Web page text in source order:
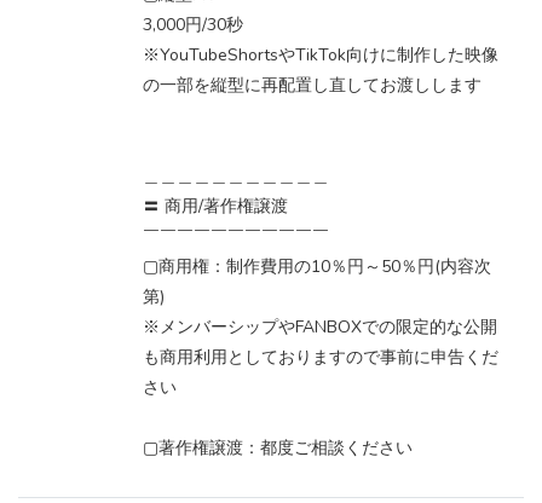
3,000円/30秒
※YouTubeShortsやTikTok向けに制作した映像
の一部を縦型に再配置し直してお渡しします
〓 商用/著作権譲渡
￣￣￣￣￣￣￣￣￣￣￣
▢商用権：制作費用の10％円～50％円(内容次
第)
※メンバーシップやFANBOXでの限定的な公開
も商用利用としておりますので事前に申告くだ
さい
▢著作権譲渡：都度ご相談ください